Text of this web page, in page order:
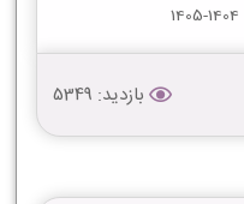
بازدید: 5349